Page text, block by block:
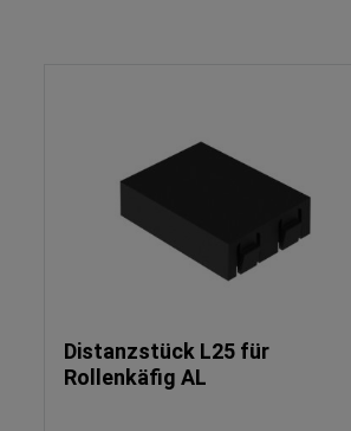
Distanzstück L25 für
Rollenkäfig AL